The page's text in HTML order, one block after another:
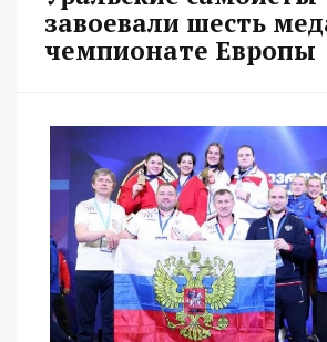
завоевали шесть
чемпионате Европы